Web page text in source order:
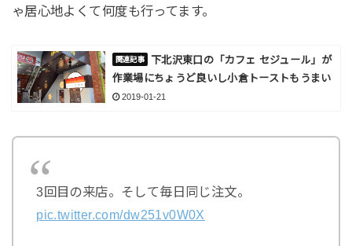
ゃ居心地よくて何度も行ってます。
下北沢東口の「カフェ セジュール」が
作業場にちょうど良いし小倉トーストもうまい
2019-01-21
3回目の来店。そして毎日同じ注文。
pic.twitter.com/dw251v0W0X